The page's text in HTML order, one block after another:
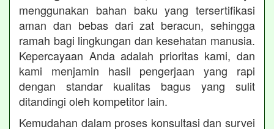
menggunakan bahan baku yang tersertifikasi
aman dan bebas dari zat beracun, sehingga
ramah bagi lingkungan dan kesehatan manusia.
Kepercayaan Anda adalah prioritas kami, dan
kami menjamin hasil pengerjaan yang rapi
dengan standar kualitas bagus yang sulit
ditandingi oleh kompetitor lain.
Kemudahan dalam proses konsultasi dan survei